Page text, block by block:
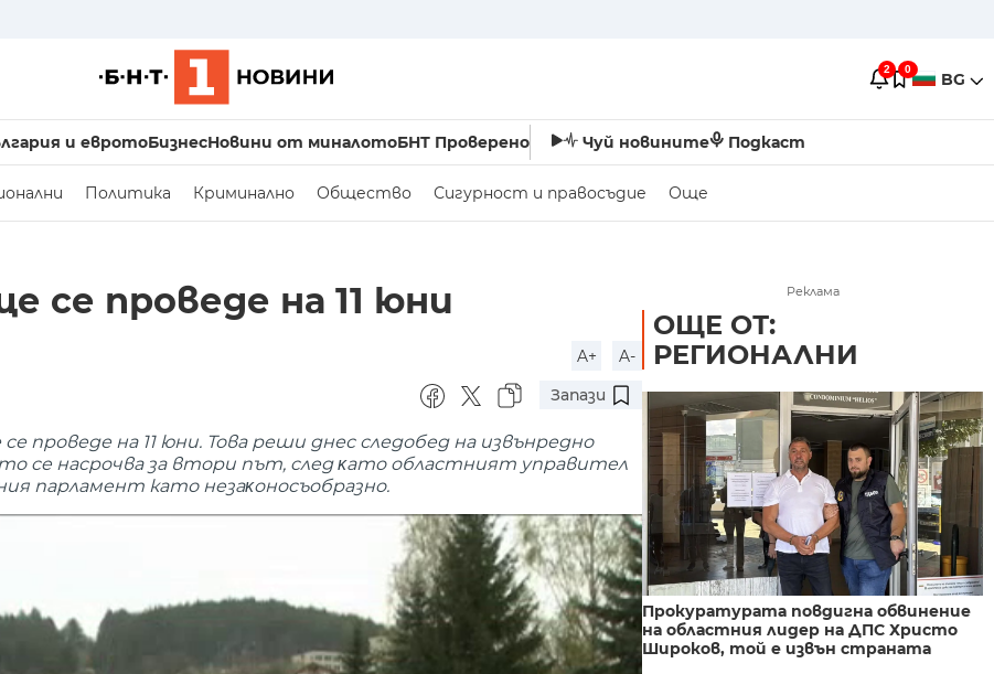
2 0 BG
и евротоБизнесНовини от миналотоБНТ Проверено Чуй новините Подкаст
Политика Криминално Общество Сигурност и правосъдие Още
се проведе на 11 юни
A+
A-
Запази
на 11 юни. Това реши днес следобед на извънредно
ce нacpoчвa зa втopи път, cлeд ĸaтo oблacтният yпpaвитeл
пapлaмeнт като нeзaĸoнocъoбpaзнo.
Реклама
ОЩЕ ОТ:
РЕГИОНАЛНИ
Прокуратурата повдигна обвинение
на областния лидер на ДПС Христо
Широков, той е извън страната